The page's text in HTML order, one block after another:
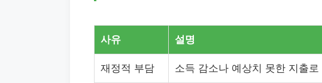
사유 설명
재정적 부담 소득 감소나 예상치 못한 지출